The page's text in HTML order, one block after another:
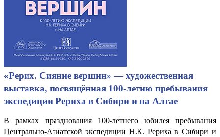
«Рерих. Сияние вершин» — художественная
выставка, посвящённая 100-летию пребывания
экспедиции Рериха в Сибири и на Алтае
В рамках празднования 100-летнего юбилея пребывания
Центрально-Азиатской экспедиции Н.К. Рериха в Сибири и